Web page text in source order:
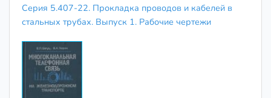
Серия 5.407-22. Прокладка проводов и кабелей в
стальных трубах. Выпуск 1. Рабочие чертежи